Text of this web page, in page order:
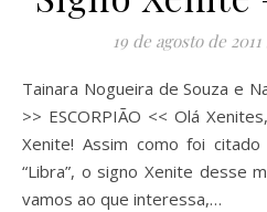
19 de agosto de 2011
Tainara Nogueira de Souza e Natasha T. dos Santos.
>> ESCORPIÃO << Olá
Xenite! Assim como foi
“Libra”, o signo Xenite desse
vamos ao que interessa,…